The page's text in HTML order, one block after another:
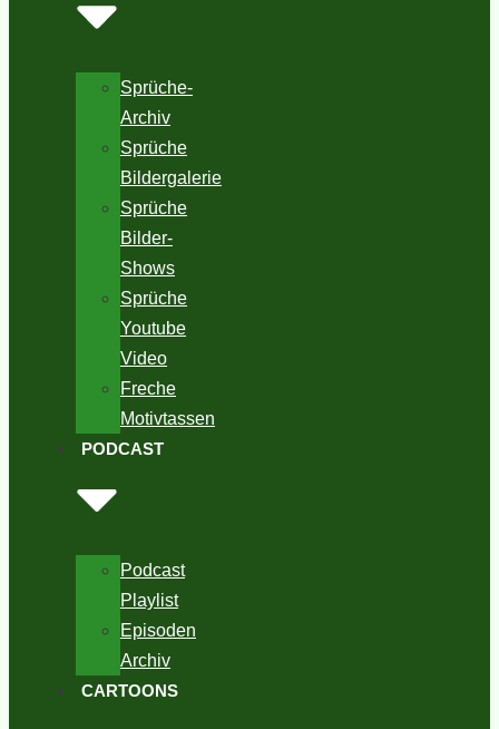
Sprüche-
Archiv
Sprüche
Bildergalerie
Sprüche
Bilder-
Shows
Sprüche
Youtube
Video
Freche
Motivtassen
PODCAST
Podcast
Playlist
Episoden
Archiv
CARTOONS